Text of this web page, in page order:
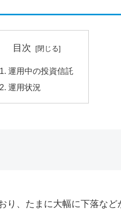
目次
運用中の投資信託
運用状況
り、たまに大幅に下落など